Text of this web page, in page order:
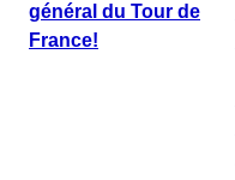
général du Tour de
France!